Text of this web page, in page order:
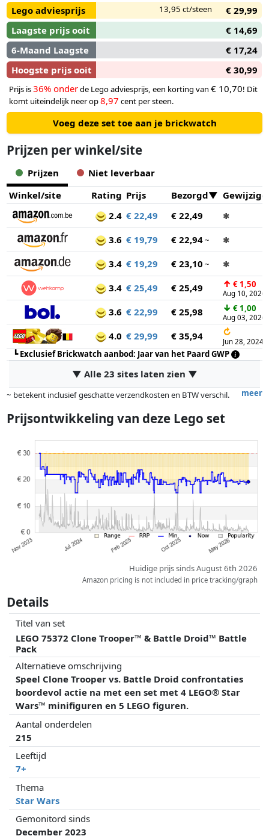
Lego adviesprijs 13,95 ct/steen
€ 29,99
Laagste prijs ooit
€ 14,69
6-Maand Laagste
€ 17,24
Hoogste prijs ooit
€ 30,99
Prijs is36% onderde Lego adviesprijs, een korting van € 10,70! Dit
komt uiteindelijk neer op8,97 cent per steen.
Voeg deze set toe aan je brickwatch
Prijzen per winkel/site
Prijzen
Niet leverbaar
Winkel/site
Rating Prijs Bezorgd
Gewijzigd
2.4 € 22,49 € 22,49 ✱
3.6 € 19,79 € 22,94~ ✱
3.4 € 19,29 € 23,10 ~ ✱
3.4 € 25,49 € 25,49 ↑ € 1,50
Aug 10, 2026
3.6 € 22,99 € 25,98 ↓ € 1,00
Aug 03, 2026
4.0 € 29,99 € 35,94 ↻
Jun 28, 2024
┗Exclusief Brickwatch aanbod: Jaar van het Paard GWP
▼ Alle 23 sites laten zien ▼
meer
~ betekent inclusief geschatte verzendkosten en BTW verschil.
gewicht.
controle. Volgorde is puur op basis van prijs, vergoedingen door
partners hebben hier geen enkele invoed op. Alleen bij gelijke prijzen
kunnen historische prestaties de volgorde beïnvloeden.
Prijsontwikkeling van deze Lego set
Huidige prijs sinds August 6th 2026
Amazon pricing is not included in price tracking/graph
Details
Titel van set
LEGO 75372 Clone Trooper™ & Battle Droid™ Battle
Pack
Alternatieve omschrijving
Speel Clone Trooper vs. Battle Droid confrontaties
boordevol actie na met een set met 4 LEGO® Star
Wars™ minifiguren en 5 LEGO figuren.
Aantal onderdelen
215
Leeftijd
7+
Thema
Star Wars
Gemonitord sinds
December 2023